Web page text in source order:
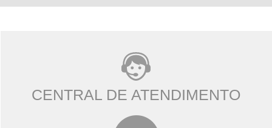
CENTRAL DE ATENDIMENTO